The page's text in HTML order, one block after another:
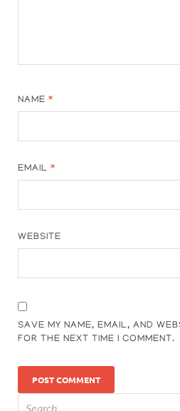
NAME*
EMAIL*
WEBSITE
SAVE MY NAME, EMAIL, AND
FOR THE NEXT TIME I COMMENT.